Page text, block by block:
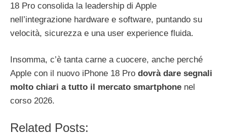
18 Pro consolida la leadership di Apple
nell’integrazione hardware e software, puntando su
velocità, sicurezza e una user experience fluida.
Insomma, c’è tanta carne a cuocere, anche perché
Apple con il nuovo iPhone 18 Pro dovrà dare segnali
molto chiari a tutto il mercato smartphone nel
corso 2026.
Related Posts: